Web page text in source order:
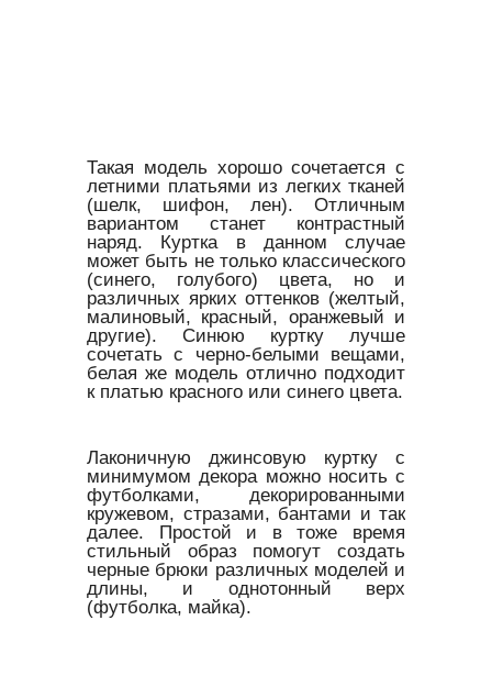
Такая модель хорошо сочетается с
летними платьями из легких тканей
(шелк, шифон, лен). Отличным
вариантом станет контрастный
наряд. Куртка в данном случае
может быть не только классического
(синего, голубого) цвета, но и
различных ярких оттенков (желтый,
малиновый, красный, оранжевый и
другие). Синюю куртку лучше
сочетать с черно-белыми вещами,
белая же модель отлично подходит
к платью красного или синего цвета.
Лаконичную джинсовую куртку с
минимумом декора можно носить с
футболками, декорированными
кружевом, стразами, бантами и так
далее. Простой и в тоже время
стильный образ помогут создать
черные брюки различных моделей и
длины, и однотонный верх
(футболка, майка).